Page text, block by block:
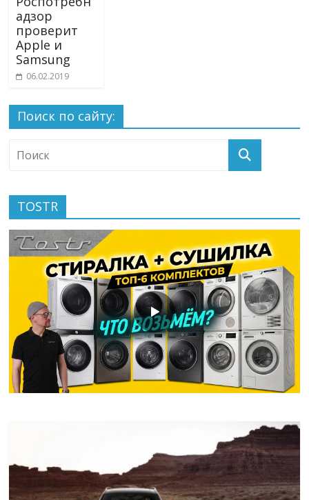
адзор
проверит
Apple и
Samsung
06.02.2019
Поиск по сайту:
TOSTR